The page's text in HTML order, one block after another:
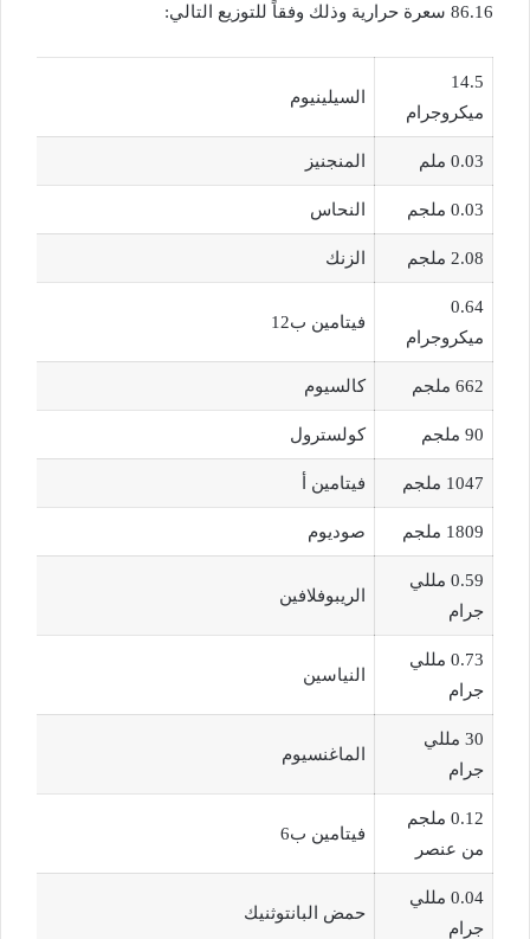
86.16 سعرة حرارية وذلك وفقاً للتوزيع التالي:
14.5
ميكروجرام
السيلينيوم
0.03 ملم المنجنيز
0.03 ملجم النحاس
2.08 ملجم الزنك
0.64
ميكروجرام
فيتامين ب12
662 ملجم كالسيوم
90 ملجم كولسترول
1047 ملجم فيتامين أ
1809 ملجم صوديوم
0.59 مللي
جرام
الريبوفلافين
0.73 مللي
جرام
النياسين
30 مللي
جرام
الماغنسيوم
0.12 ملجم
من عنصر
فيتامين ب6
0.04 مللي
جرام
حمض البانتوثنيك